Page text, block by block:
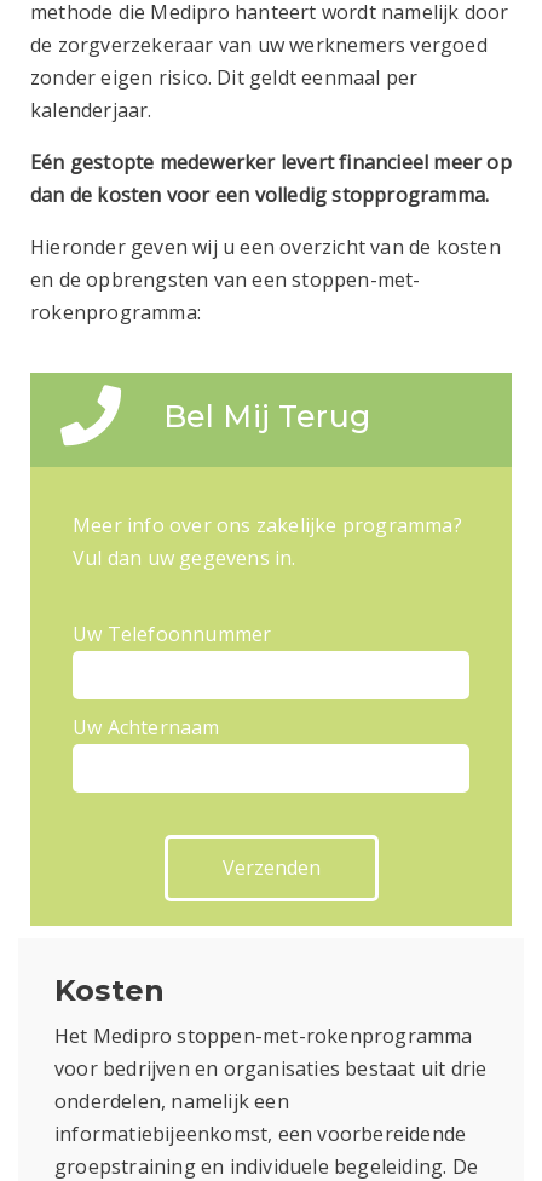
methode die Medipro hanteert wordt namelijk door
de zorgverzekeraar van uw werknemers vergoed
zonder eigen risico. Dit geldt eenmaal per
kalenderjaar.
Eén gestopte medewerker levert financieel meerop
dan de kosten voor een volledig stopprogramma.
Hieronder geven wij u een overzicht van de kosten
en de opbrengsten van een stoppen-met-
rokenprogramma:
Bel Mij Terug
Meer info over ons zakelijke programma?
Vul dan uw gegevens in.
Uw Telefoonnummer
Uw Achternaam
Kosten
Het Medipro stoppen-met-rokenprogramma
voor bedrijven en organisaties bestaat uit drie
onderdelen, namelijk een
informatiebijeenkomst, een voorbereidende
groepstraining en individuele begeleiding. De